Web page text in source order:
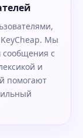
Мы
с
и
помогают